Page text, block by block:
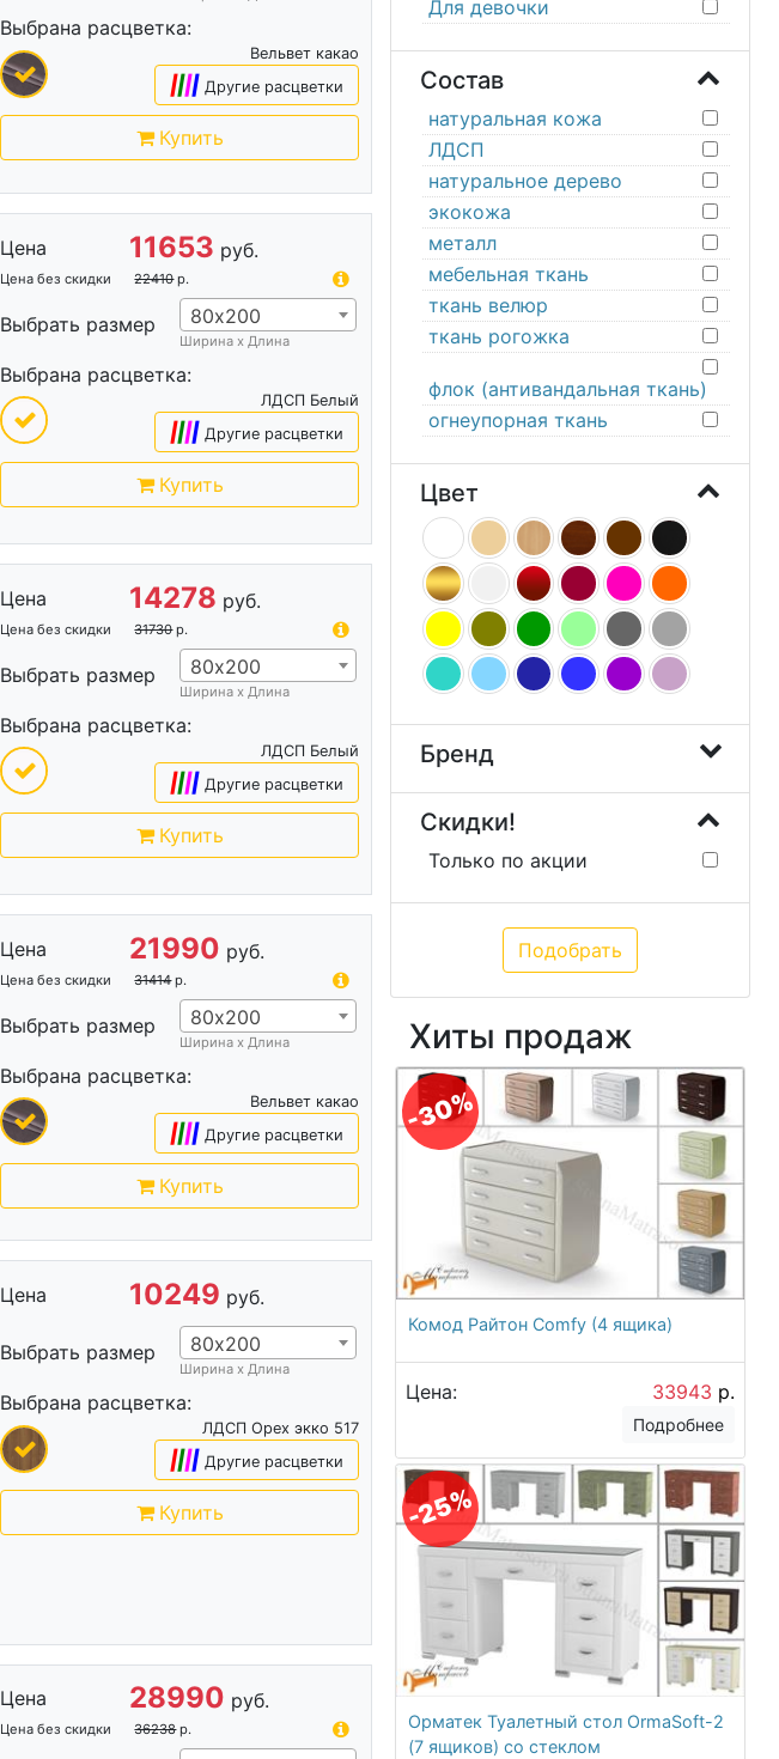
Выбрана расцветка:
Вельвет какао
|||| Другие расцветки
Купить
Цена 11653 руб.
Цена без скидки 22410 р.
Выбрать размер 80х200
Ширина х Длина
Выбрана расцветка:
ЛДСП Белый
|||| Другие расцветки
Купить
Цена 14278 руб.
Цена без скидки 31730 р.
Выбрать размер 80х200
Ширина х Длина
Выбрана расцветка:
ЛДСП Белый
|||| Другие расцветки
Купить
Цена 21990 руб.
Цена без скидки 31414 р.
Выбрать размер 80х200
Ширина х Длина
Выбрана расцветка:
Вельвет какао
|||| Другие расцветки
Купить
Цена 10249 руб.
Выбрать размер 80х200
Ширина х Длина
Выбрана расцветка:
ЛДСП Орех экко 517
|||| Другие расцветки
Купить
Цена 28990 руб.
Цена без скидки 36238 р.
Для девочки
Состав
натуральная кожа
ЛДСП
натуральное дерево
экокожа
металл
мебельная ткань
ткань велюр
ткань рогожка
флок (антивандальная ткань)
огнеупорная ткань
Цвет
Бренд
Скидки!
Только по акции
Хиты продаж
-30%
Комод Райтон Comfy (4 ящика)
Цена: 33943 р.
Подробнее
-25%
Орматек Туалетный стол OrmaSoft-2
(7 ящиков) со стеклом